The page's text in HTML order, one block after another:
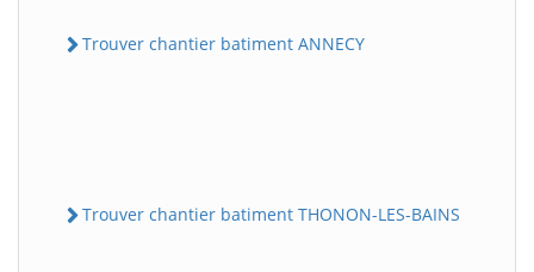
Trouver chantier batiment ANNECY
Trouver chantier batiment THONON-LES-BAINS